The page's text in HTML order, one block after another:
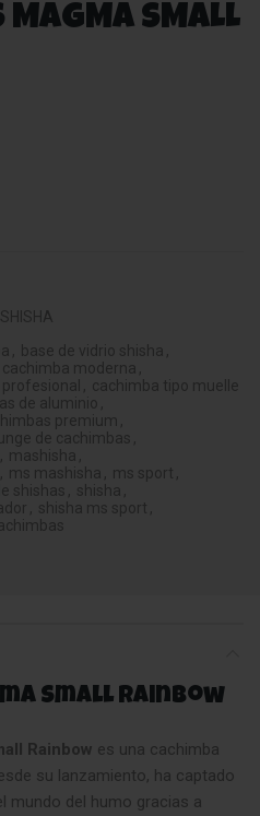
MAGMA SMALL
, base de vidrio shisha ,
cachimba moderna ,
, cachimba tipo muelle
de aluminio ,
premium ,
de cachimbas ,
, mashisha ,
, ms mashisha , ms sport ,
shishas , shisha ,
, shisha ms sport ,
Small Rainbow
Rainbow es una cachimba
su lanzamiento, ha captado
mundo del humo gracias a